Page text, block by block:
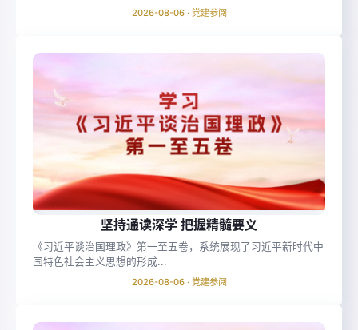
2026-08-06 · 党建参阅
坚持通读深学 把握精髓要义
《习近平谈治国理政》第一至五卷，系统展现了习近平新时代中
国特色社会主义思想的形成...
2026-08-06 · 党建参阅